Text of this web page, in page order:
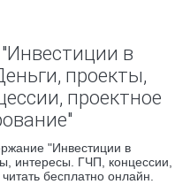
в
проекты,
проектное
"Инвестиции в
интересы. ГЧП, концессии,
бесплатно онлайн.